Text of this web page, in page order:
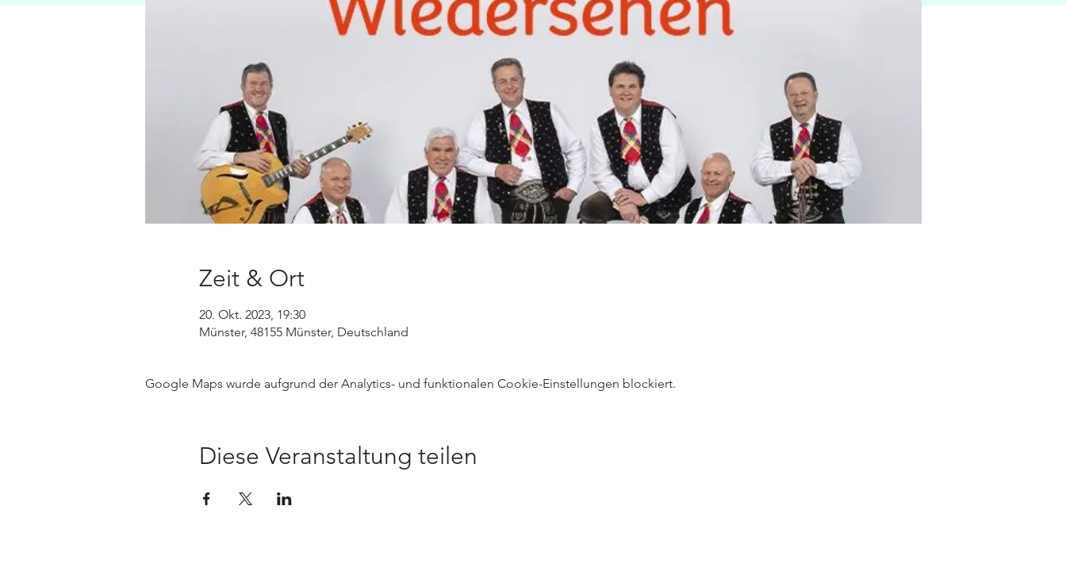
Zeit & Ort
20. Okt. 2023, 19:30
Münster, 48155 Münster, Deutschland
Google Maps wurde aufgrund der Analytics- und funktionalen Cookie-Einstellungen blockiert.
Diese Veranstaltung teilen